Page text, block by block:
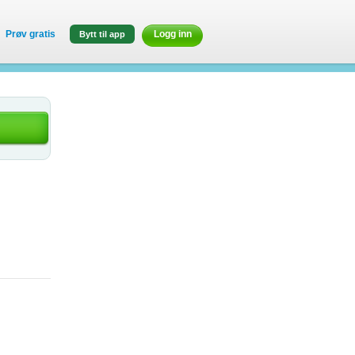
Prøv gratis Bytt til app Logg inn